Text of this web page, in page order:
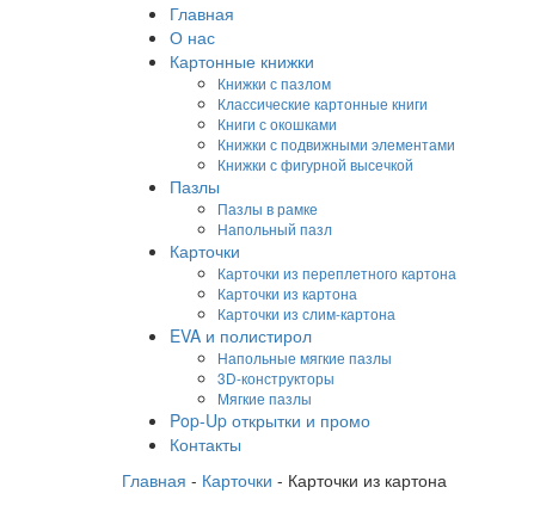
Главная
О нас
Картонные книжки
Книжки с пазлом
Классические картонные книги
Книги с окошками
Книжки с подвижными элементами
Книжки с фигурной высечкой
Пазлы
Пазлы в рамке
Напольный пазл
Карточки
Карточки из переплетного картона
Карточки из картона
Карточки из слим-картона
EVA и полистирол
Напольные мягкие пазлы
3D-конструкторы
Мягкие пазлы
Pop-Up открытки и промо
Контакты
Главная - Карточки - Карточки из картона